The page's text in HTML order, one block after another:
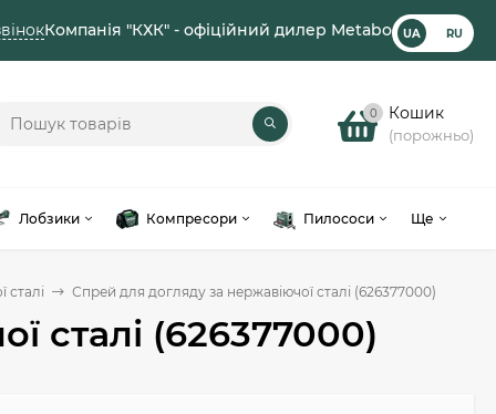
Компанія "КХК" - офіційний дилер Metabo UA RU
0 Кошик
(порожньо)
Лобзики Компресори Пилососи Ще
сталі Спрей для догляду за нержавіючої сталі (626377000)
сталі (626377000)